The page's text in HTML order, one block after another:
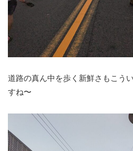
道路の真ん中を歩く新鮮さもこう
すね〜